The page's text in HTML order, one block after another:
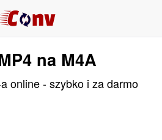
na M4A
online - szybko i za darmo